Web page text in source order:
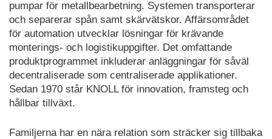
pumpar för metallbearbetning. Systemen transporterar
och separerar spån samt skärvätskor. Affärsområdet
för automation utvecklar lösningar för krävande
monterings- och logistikuppgifter. Det omfattande
produktprogrammet inkluderar anläggningar för såväl
decentraliserade som centraliserade applikationer.
Sedan 1970 står KNOLL för innovation, framsteg och
hållbar tillväxt.
Familjerna har en nära relation som sträcker sig tillbaka